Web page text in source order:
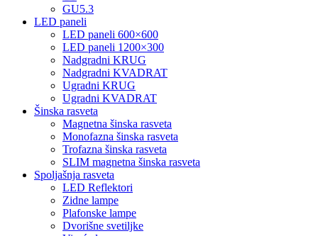
GU5.3
LED paneli
LED paneli 600×600
LED paneli 1200×300
Nadgradni KRUG
Nadgradni KVADRAT
Ugradni KRUG
Ugradni KVADRAT
Šinska rasveta
Magnetna šinska rasveta
Monofazna šinska rasveta
Trofazna šinska rasveta
SLIM magnetna šinska rasveta
Spoljašnja rasveta
LED Reflektori
Zidne lampe
Plafonske lampe
Dvorišne svetiljke